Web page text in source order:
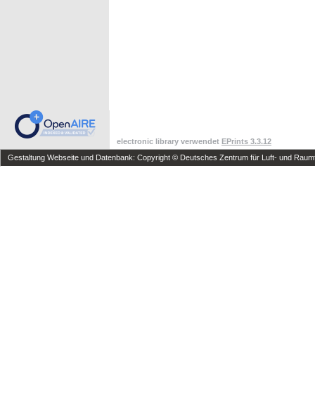
electronic library verwendet EPrints 3.3.12
Gestaltung Webseite und Datenbank: Copyright © Deutsches Zentrum für Luft- und